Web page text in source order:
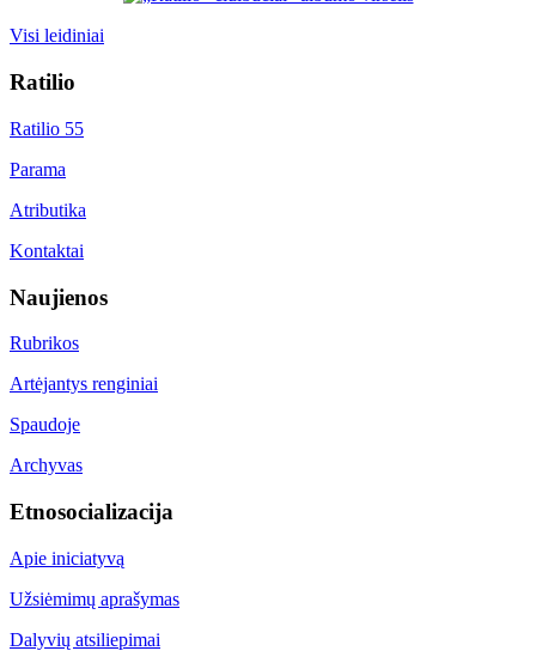
Visi leidiniai
Ratilio
Ratilio 55
Parama
Atributika
Kontaktai
Naujienos
Rubrikos
Artėjantys renginiai
Spaudoje
Archyvas
Etnosocializacija
Apie iniciatyvą
Užsiėmimų aprašymas
Dalyvių atsiliepimai